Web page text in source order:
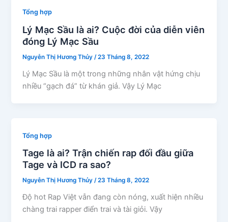
Tổng hợp
Lý Mạc Sầu là ai? Cuộc đời của diễn viên
đóng Lý Mạc Sầu
Nguyễn Thị Hương Thủy/23 Tháng 8, 2022
Lý Mạc Sầu là một trong những nhân vật hứng chịu
nhiều “gạch đá” từ khán giả. Vậy Lý Mạc
Tổng hợp
Tage là ai? Trận chiến rap đối đầu giữa
Tage và ICD ra sao?
Nguyễn Thị Hương Thủy/23 Tháng 8, 2022
Độ hot Rap Việt vẫn đang còn nóng, xuất hiện nhiều
chàng trai rapper điển trai và tài giỏi. Vậy